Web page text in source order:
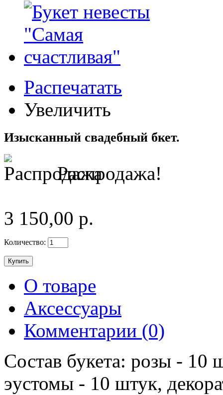
Распечатать
Увеличить
Изысканный свадебный бкет.
Распродажа!
3 150,00 р.
Количество:
О товаре
Аксессуары
Комментарии (0)
Состав букета: розы - 10
эустомы - 10 штук,